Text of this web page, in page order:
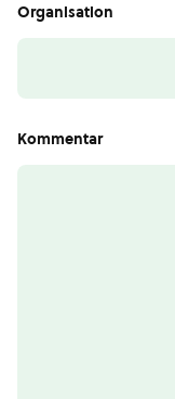
Organisation
Kommentar